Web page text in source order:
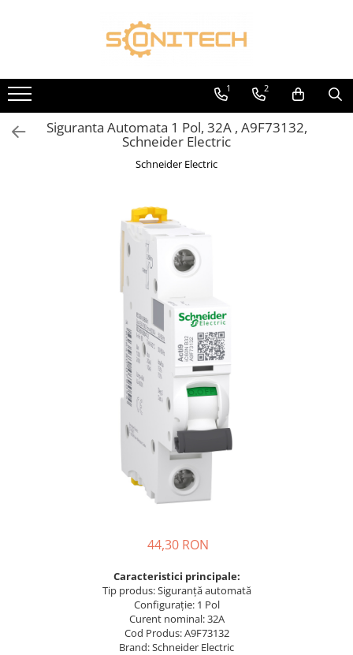
Toate Produsele
FOTOVOLTAICE
Acumulatori
ATS / Comutatoare Transfer
Panouri Fotovoltaice
Sisteme Fotovoltaice Complete cu
Busbar Șine Conexiuni
Țeavă PVC și copex
Cofrete, dulapuri și doze
Cofrete de plastic și accesorii
Coftere metalice și accesorii
1 2
Siguranta Automata 1 Pol, 32A , A9F73132,
Schneider Electric
Schneider Electric
44,30 RON
Caracteristici principale:
Tip produs: Siguranță automată
Configurație: 1 Pol
Curent nominal: 32A
Cod Produs: A9F73132
Brand: Schneider Electric